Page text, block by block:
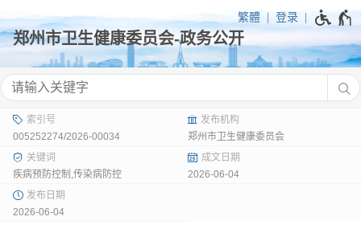
繁體 登录
005252274/2026-00034 郑州市卫生健康委员会
疾病预防控制,传染病防控 2026-06-04
2026-06-04